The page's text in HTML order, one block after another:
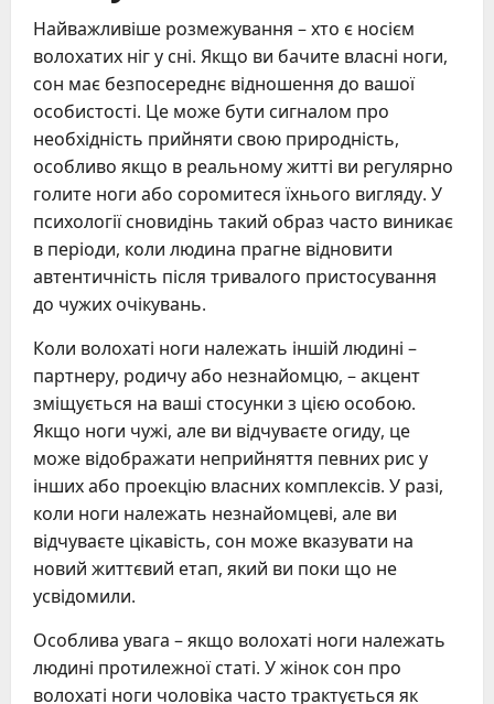
Найважливіше розмежування – хто є носієм
волохатих ніг у сні. Якщо ви бачите власні ноги,
сон має безпосереднє відношення до вашої
особистості. Це може бути сигналом про
необхідність прийняти свою природність,
особливо якщо в реальному житті ви регулярно
голите ноги або соромитеся їхнього вигляду. У
психології сновидінь такий образ часто виникає
в періоди, коли людина прагне відновити
автентичність після тривалого пристосування
до чужих очікувань.
Коли волохаті ноги належать іншій людині –
партнеру, родичу або незнайомцю, – акцент
зміщується на ваші стосунки з цією особою.
Якщо ноги чужі, але ви відчуваєте огиду, це
може відображати неприйняття певних рис у
інших або проекцію власних комплексів. У разі,
коли ноги належать незнайомцеві, але ви
відчуваєте цікавість, сон може вказувати на
новий життєвий етап, який ви поки що не
усвідомили.
Особлива увага – якщо волохаті ноги належать
людині протилежної статі. У жінок сон про
волохаті ноги чоловіка часто трактується як